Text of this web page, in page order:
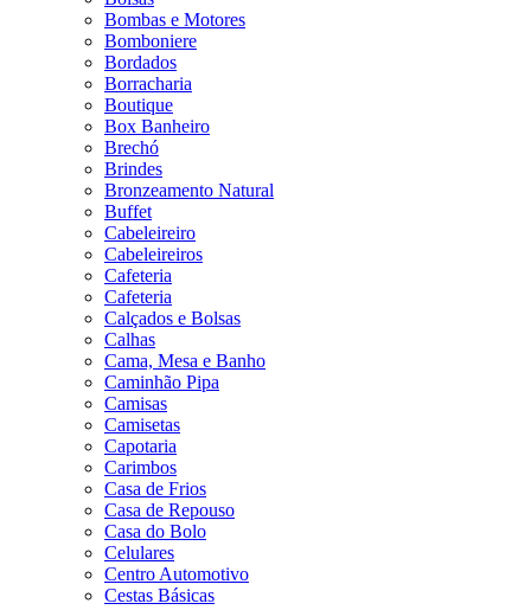
Bombas e Motores
Bomboniere
Bordados
Borracharia
Boutique
Box Banheiro
Brechó
Brindes
Bronzeamento Natural
Buffet
Cabeleireiro
Cabeleireiros
Cafeteria
Cafeteria
Calçados e Bolsas
Calhas
Cama, Mesa e Banho
Caminhão Pipa
Camisas
Camisetas
Capotaria
Carimbos
Casa de Frios
Casa de Repouso
Casa do Bolo
Celulares
Centro Automotivo
Cestas Básicas